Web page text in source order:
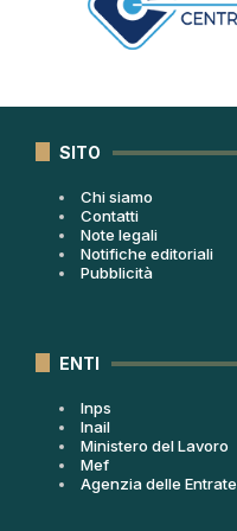
SITO
Chi siamo
Contatti
Note legali
Notifiche editoriali
Pubblicità
ENTI
Inps
Inail
Ministero del Lavoro
Mef
Agenzia delle Entrate